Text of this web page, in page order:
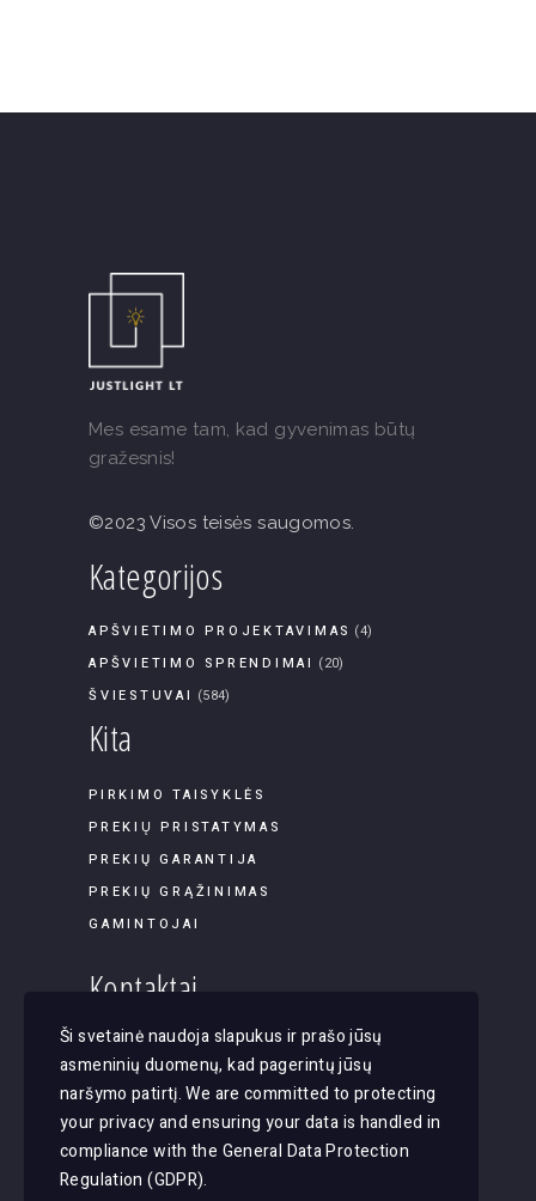
Mes esame tam, kad gyvenimas būtų
gražesnis!
©2023 Visos teisės saugomos.
Kategorijos
APŠVIETIMO PROJEKTAVIMAS (4)
APŠVIETIMO SPRENDIMAI (20)
ŠVIESTUVAI (584)
Kita
PIRKIMO TAISYKLĖS
PREKIŲ PRISTATYMAS
PREKIŲ GARANTIJA
PREKIŲ GRĄŽINIMAS
GAMINTOJAI
Kontaktai
Panerių g. 45B-9, LT-03202, Vilnius
El. paštas: apsvietimas@justlight.lt
Tel. +370 655 29065
Ši svetainė naudoja slapukus ir prašo jūsų
asmeninių duomenų, kad pagerintų jūsų
naršymo patirtį. We are committed to protecting
your privacy and ensuring your data is handled in
compliance with the General Data Protection
Regulation (GDPR).